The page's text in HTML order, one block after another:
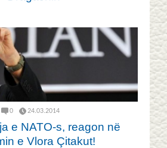
0 24.03.2014
e NATO-s, reagon në
e Vlora Çitakut!